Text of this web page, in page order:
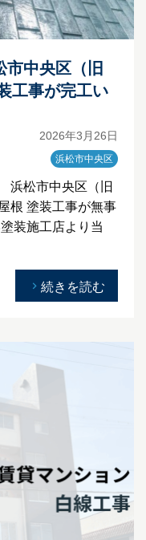
中央区（旧
工事が完工い
2026年3月26日
浜松市中央区
浜松市中央区（旧
根 塗装工事が無事
装施工店より当
続きを読む